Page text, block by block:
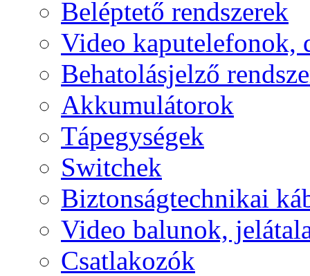
Beléptető rendszerek
Video kaputelefonok,
Behatolásjelző
Akkumulátorok
Tápegységek
Switchek
Biztonságtechnikai
Video balunok,
Csatlakozók